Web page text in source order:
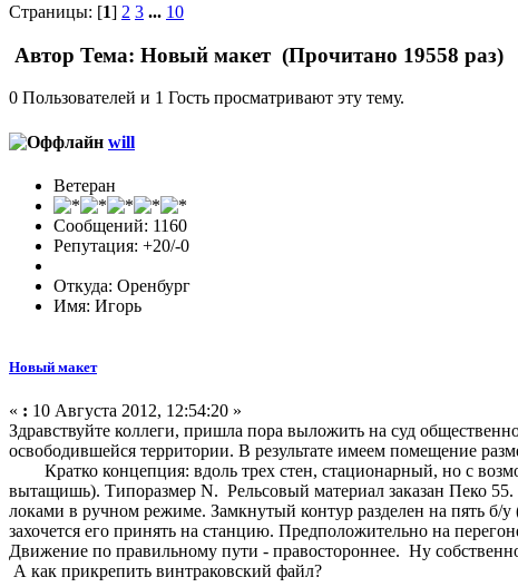
Страницы: [1] 2 3 ... 10
Автор Тема: Новый макет (Прочитано 19558 раз)
0 Пользователей и 1 Гость просматривают эту тему.
will
Ветеран
Сообщений: 1160
Репутация: +20/-0
Откуда: Оренбург
Имя: Игорь
Новый макет
« : 10 Августа 2012, 12:54:20 »
Здравствуйте коллеги, пришла пора выложить на суд
освободившейся территории. В результате имеем помещение
Кратко концепция: вдоль трех стен, стационарный, но с
вытащишь). Типоразмер N. Рельсовый материал заказан Пеко
локами в ручном режиме. Замкнутый контур разделен на пять
захочется его принять на станцию. Предположительно на
Движение по правильному пути - правостороннее. Ну
А как прикрепить винтраковский файл?